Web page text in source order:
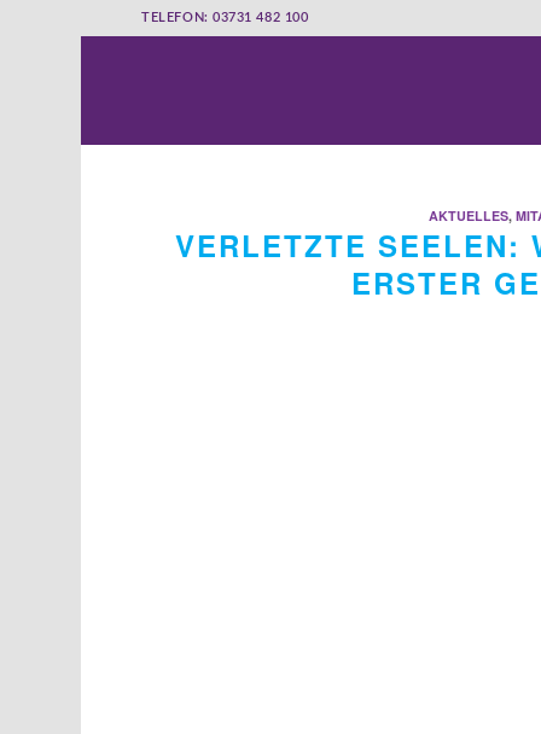
TELEFON: 03731 482 100
AKTUELLES,
VERLETZTE SEELEN:
ERSTER